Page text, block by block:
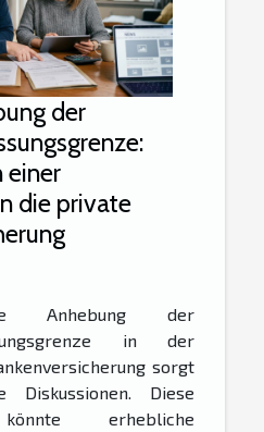
der
einer
die private
Anhebung der
in der
sorgt
Diskussionen. Diese
erhebliche